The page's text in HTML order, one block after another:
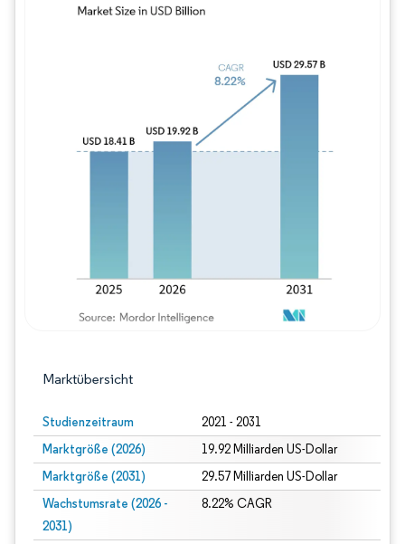
Marktübersicht
Studienzeitraum 2021 - 2031
Marktgröße (2026) 19.92 Milliarden US-Dollar
Marktgröße (2031) 29.57 Milliarden US-Dollar
Wachstumsrate (2026 -
2031)
8.22% CAGR